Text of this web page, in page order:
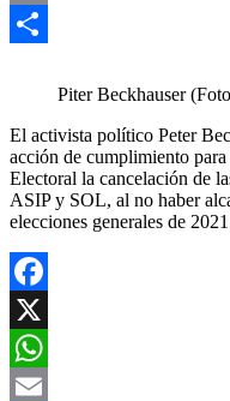
Email
Piter Beckhauser
El activista político Peter
acción de cumplimiento
Electoral la cancelación de
ASIP y SOL, al no haber
elecciones generales de
Facebook
X
WhatsApp